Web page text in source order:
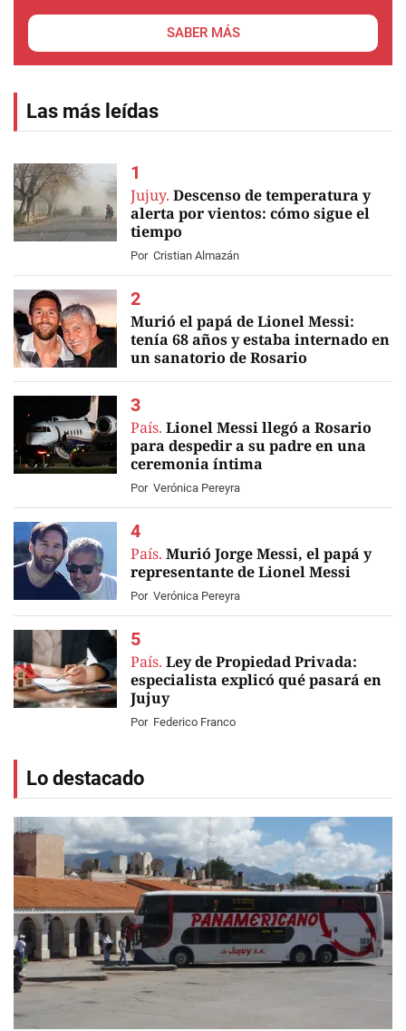
SABER MÁS
Las más leídas
Jujuy. Descenso de temperatura y
alerta por vientos: cómo sigue el
tiempo
Por Cristian Almazán
EN VIVO
Murió el papá de Lionel Messi:
tenía 68 años y estaba internado en
un sanatorio de Rosario
País. Lionel Messi llegó a Rosario
para despedir a su padre en una
ceremonia íntima
Por Verónica Pereyra
País. Murió Jorge Messi, el papá y
representante de Lionel Messi
Por Verónica Pereyra
País. Ley de Propiedad Privada:
especialista explicó qué pasará en
Jujuy
Por Federico Franco
Lo destacado